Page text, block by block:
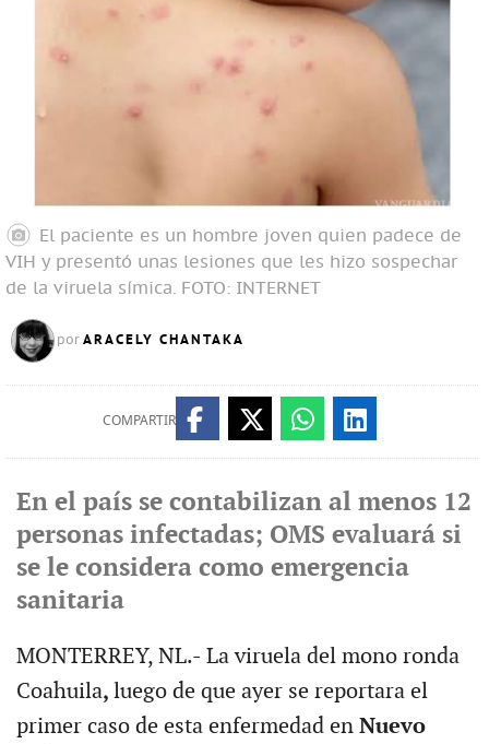
El paciente es un hombre joven quien padece de
VIH y presentó unas lesiones que les hizo sospechar
de la viruela símica. FOTO: INTERNET
por ARACELY CHANTAKA
COMPARTIR
En el país se contabilizan al menos 12
personas infectadas; OMS evaluará si
se le considera como emergencia
sanitaria
MONTERREY, NL.- La viruela del mono ronda
Coahuila, luego de que ayer se reportara el
primer caso de esta enfermedad en Nuevo